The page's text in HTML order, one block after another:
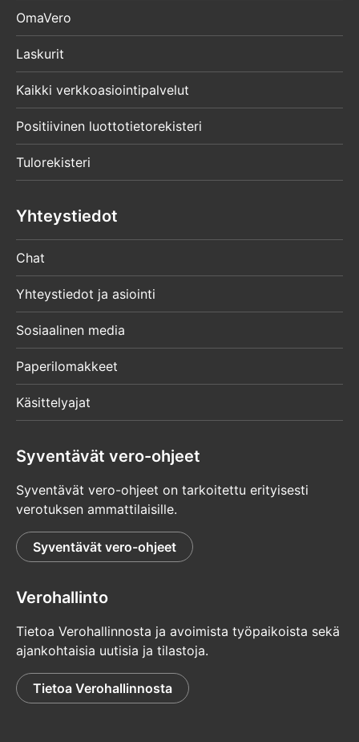
OmaVero
Laskurit
Kaikki verkkoasiointipalvelut
Positiivinen luottotietorekisteri
Tulorekisteri
Yhteystiedot
Chat
Yhteystiedot ja asiointi
Sosiaalinen media
Paperilomakkeet
Käsittelyajat
Syventävät vero-ohjeet
Syventävät vero-ohjeet on tarkoitettu erityisesti
verotuksen ammattilaisille.
Syventävät vero-ohjeet
Verohallinto
Tietoa Verohallinnosta ja avoimista työpaikoista sekä
ajankohtaisia uutisia ja tilastoja.
Tietoa Verohallinnosta